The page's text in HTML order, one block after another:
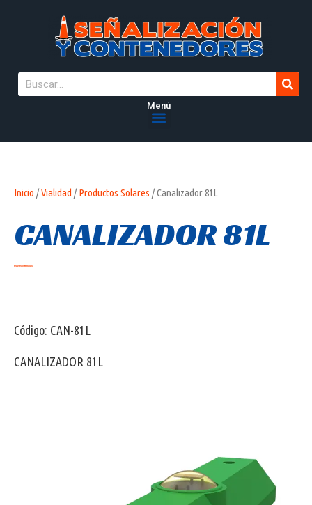
Menú
Inicio /Vialidad /Productos Solares / Canalizador 81L
CANALIZADOR 81L
Hay existencias
Código: CAN-81L
CANALIZADOR 81L